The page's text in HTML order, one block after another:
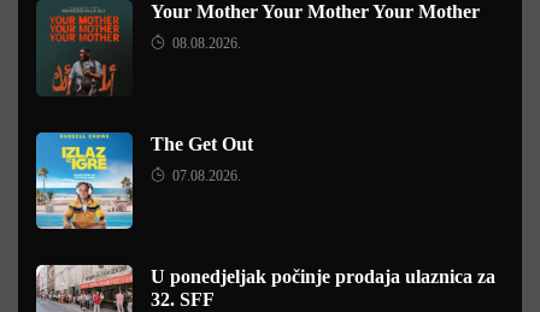
Your Mother Your Mother Your Mother
08.08.2026.
The Get Out
07.08.2026.
U ponedjeljak počinje prodaja ulaznica za
32. SFF